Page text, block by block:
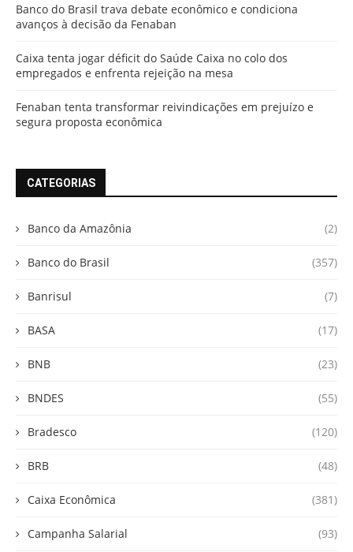
Banco do Brasil trava debate econômico e condiciona
avanços à decisão da Fenaban
Caixa tenta jogar déficit do Saúde Caixa no colo dos
empregados e enfrenta rejeição na mesa
Fenaban tenta transformar reivindicações em prejuízo e
segura proposta econômica
CATEGORIAS
Banco da Amazônia (2)
Banco do Brasil (357)
Banrisul (7)
BASA (17)
BNB (23)
BNDES (55)
Bradesco (120)
BRB (48)
Caixa Econômica (381)
Campanha Salarial (93)